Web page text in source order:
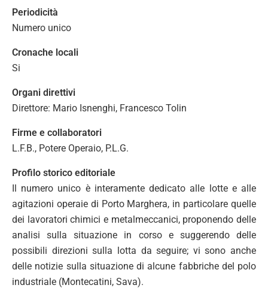
Periodicità
Numero unico
Cronache locali
Si
Organi direttivi
Direttore: Mario Isnenghi, Francesco Tolin
Firme e collaboratori
L.F.B., Potere Operaio, P.L.G.
Profilo storico editoriale
Il numero unico è interamente dedicato alle lotte e alle
agitazioni operaie di Porto Marghera, in particolare quelle
dei lavoratori chimici e metalmeccanici, proponendo delle
analisi sulla situazione in corso e suggerendo delle
possibili direzioni sulla lotta da seguire; vi sono anche
delle notizie sulla situazione di alcune fabbriche del polo
industriale (Montecatini, Sava).